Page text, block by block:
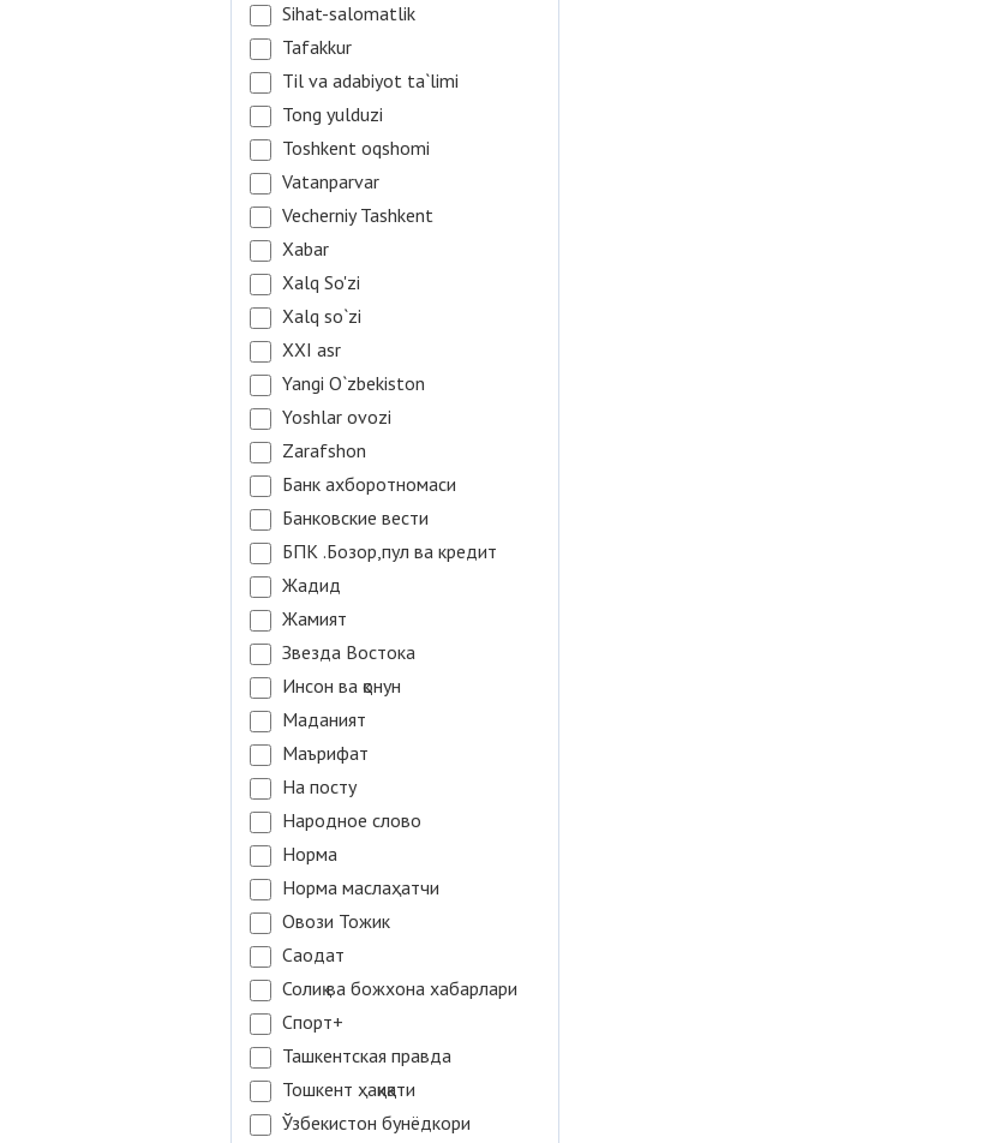
Sihat-salomatlik
Tafakkur
Til va adabiyot ta`limi
Tong yulduzi
Toshkent oqshomi
Vatanparvar
Vecherniy Tashkent
Xabar
Xalq So'zi
Xalq so`zi
XXI asr
Yangi O`zbekiston
Yoshlar ovozi
Zarafshon
Банк ахборотномаси
Банковские вести
БПК .Бозор,пул ва кредит
Жадид
Жамият
Звезда Востока
Инсон ва қонун
Маданият
Маърифат
На посту
Народное слово
Норма
Норма маслаҳатчи
Овози Тожик
Саодат
Солиқ ва божхона хабарлари
Спорт+
Ташкентская правда
Тошкент ҳақиқати
Ўзбекистон бунёдкори